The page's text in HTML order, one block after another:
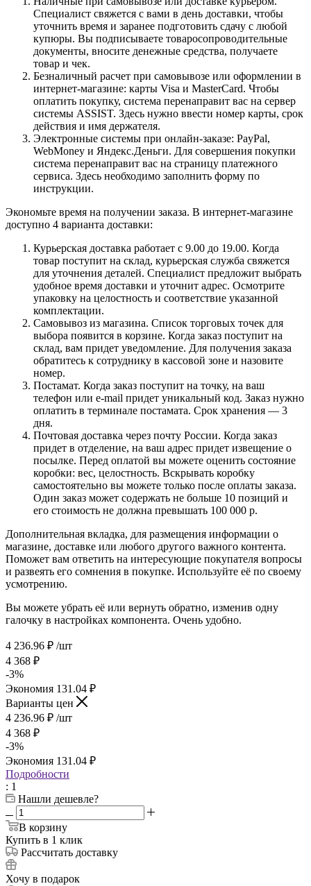
Специалист свяжется с вами в день доставки, чтобы
уточнить время и заранее подготовить сдачу с любой
купюры. Вы подписываете товаросопроводительные
документы, вносите денежные средства, получаете
товар и чек.
Безналичный расчет при самовывозе или оформлении в
интернет-магазине: карты Visa и MasterCard. Чтобы
оплатить покупку, система перенаправит вас на сервер
системы ASSIST. Здесь нужно ввести номер карты, срок
действия и имя держателя.
Электронные системы при онлайн-заказе: PayPal,
WebMoney и Яндекс.Деньги. Для совершения покупки
система перенаправит вас на страницу платежного
сервиса. Здесь необходимо заполнить форму по
инструкции.
Экономьте время на получении заказа. В интернет-магазине
доступно 4 варианта доставки:
Курьерская доставка работает с 9.00 до 19.00. Когда
товар поступит на склад, курьерская служба свяжется
для уточнения деталей. Специалист предложит выбрать
удобное время доставки и уточнит адрес. Осмотрите
упаковку на целостность и соответствие указанной
комплектации.
Самовывоз из магазина. Список торговых точек для
выбора появится в корзине. Когда заказ поступит на
склад, вам придет уведомление. Для получения заказа
обратитесь к сотруднику в кассовой зоне и назовите
номер.
Постамат. Когда заказ поступит на точку, на ваш
телефон или e-mail придет уникальный код. Заказ нужно
оплатить в терминале постамата. Срок хранения — 3
дня.
Почтовая доставка через почту России. Когда заказ
придет в отделение, на ваш адрес придет извещение о
посылке. Перед оплатой вы можете оценить состояние
коробки: вес, целостность. Вскрывать коробку
самостоятельно вы можете только после оплаты заказа.
Один заказ может содержать не больше 10 позиций и
его стоимость не должна превышать 100 000 р.
Дополнительная вкладка, для размещения информации о
магазине, доставке или любого другого важного контента.
Поможет вам ответить на интересующие покупателя вопросы
и развеять его сомнения в покупке. Используйте её по своему
усмотрению.
Вы можете убрать её или вернуть обратно, изменив одну
галочку в настройках компонента. Очень удобно.
4 236.96 ₽ /шт
4 368 ₽
-3%
Экономия 131.04 ₽
Варианты цен
4 236.96 ₽ /шт
4 368 ₽
-3%
Экономия 131.04 ₽
Подробности
: 1
Нашли дешевле?
В корзину
Купить в 1 клик
Рассчитать доставку
Хочу в подарок